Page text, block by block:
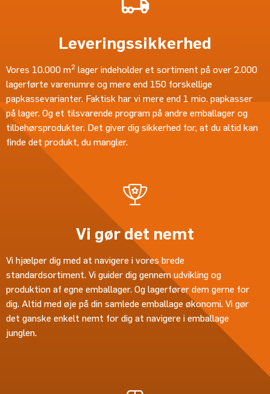
Leveringssikkerhed
Vores 10.000 m2 lager indeholder et sortiment på over 2.000
lagerførte varenumre og mere end 150 forskellige
papkassevarianter. Faktisk har vi mere end 1 mio. papkasser
på lager. Og et tilsvarende program på andre emballager og
tilbehørsprodukter. Det giver dig sikkerhed for, at du altid kan
finde det produkt, du mangler.
Vi gør det nemt
Vi hjælper dig med at navigere i vores brede
standardsortiment. Vi guider dig gennem udvikling og
produktion af egne emballager. Og lagerfører dem gerne for
dig. Altid med øje på din samlede emballage økonomi. Vi gør
det ganske enkelt nemt for dig at navigere i emballage
junglen.